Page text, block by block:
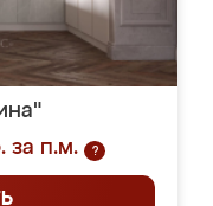
за п.м.
?